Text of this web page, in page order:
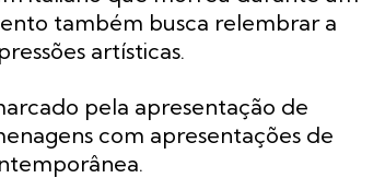
também busca relembrar a
artísticas.
pela apresentação de
com apresentações de